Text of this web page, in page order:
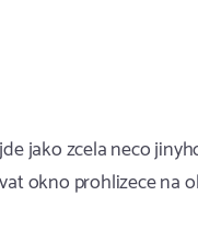
jako zcela neco
okno prohlizece na